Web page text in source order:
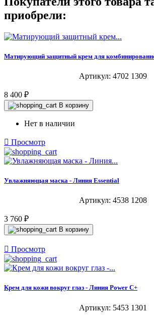
приобрели:
Матирующий защитный крем для
Артикул: 4702 1309
8 400 ₽
В корзину
Нет в наличии
 Просмотр
Увлажняющая маска - Линия Essential
Артикул: 4538 1208
3 760 ₽
В корзину
 Просмотр
Крем для кожи вокруг глаз - Линия Power C+
Артикул: 5453 1301